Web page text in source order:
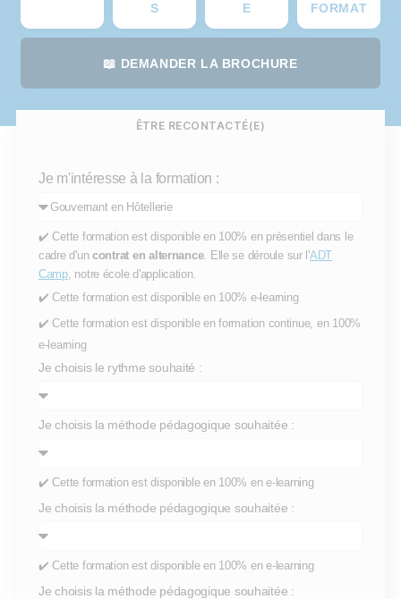
S
E
FORMAT
📖 DEMANDER LA BROCHURE
ÊTRE RECONTACTÉ(E)
Je m'intéresse à la formation :
✔️ Cette formation est disponible en 100% en présentiel dans le
cadre d'uncontrat en alternance. Elle se déroule sur l'ADT
Camp, notre école d'application.
✔️ Cette formation est disponible en 100% e-learning
✔️ Cette formation est disponible en formation continue, en 100%
e-learning
Je choisis le rythme souhaité :
Je choisis la méthode pédagogique souhaitée :
✔️ Cette formation est disponible en 100% en e-learning
Je choisis la méthode pédagogique souhaitée :
✔️ Cette formation est disponible en 100% en e-learning
Je choisis la méthode pédagogique souhaitée :